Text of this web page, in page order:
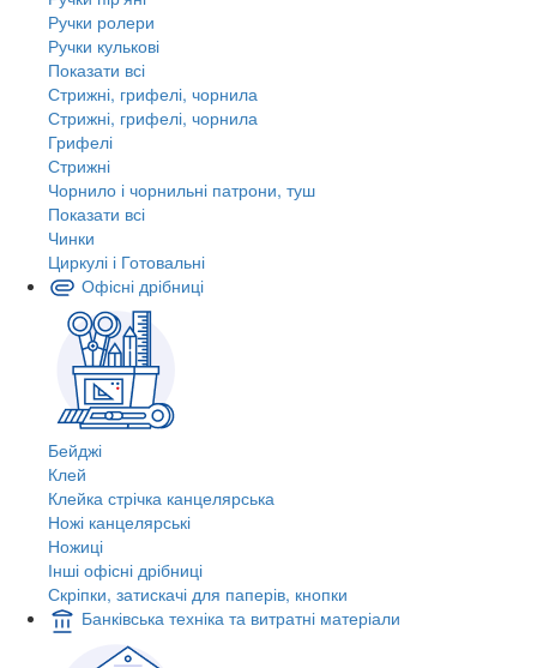
Ручки ролери
Ручки кулькові
Показати всі
Стрижні, грифелі, чорнила
Стрижні, грифелі, чорнила
Грифелі
Стрижні
Чорнило і чорнильні патрони, туш
Показати всі
Чинки
Циркулі і Готовальні
Офісні дрібниці
Бейджі
Клей
Клейка стрічка канцелярська
Ножі канцелярські
Ножиці
Інші офісні дрібниці
Скріпки, затискачі для паперів, кнопки
Банківська техніка та витратні матеріали